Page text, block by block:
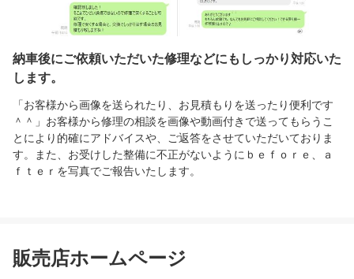
納車後にご依頼いただいた修理などにもしっかり対応いた
します。
「お客様から画像を送られたり、お見積もりを送ったり便利です
＾＾」お客様から修理の相談を画像や動画付きで送ってもらうこ
とにより的確にアドバイスや、ご返答をさせていただいておりま
す。また、お受けした整備に不正がないようにｂｅｆｏｒｅ、ａ
ｆｔｅｒを写真でご報告いたします。
販売店ホームページ